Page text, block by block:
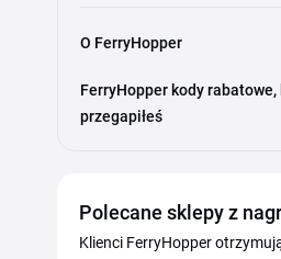
O FerryHopper
FerryHopper kody rabatowe,
przegapiłeś
Polecane sklepy z
Klienci FerryHopper